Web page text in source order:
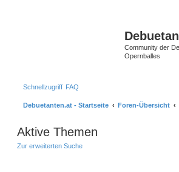
Community der
Opernballes
Schnellzugriff FAQ
Debuetanten.at - Startseite Foren-Übersicht
Aktive Themen
Zur erweiterten Suche